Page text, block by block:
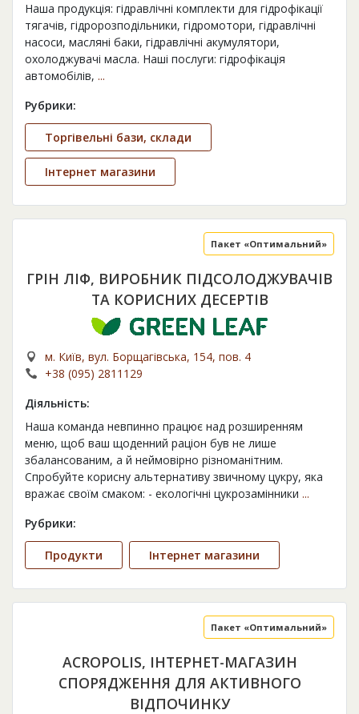
Наша продукція: гідравлічні комплекти для гідрофікації
тягачів, гідророзподільники, гідромотори, гідравлічні
насоси, масляні баки, гідравлічні акумулятори,
охолоджувачі масла. Наші послуги: гідрофікація
автомобілів, ...
Рубрики:
Торгівельні бази, склади
Інтернет магазини
ГРІН ЛІФ, ВИРОБНИК ПІДСОЛОДЖУВАЧІВ
ТА КОРИСНИХ ДЕСЕРТІВ
Пакет «Оптимальний»
м. Київ, вул. Борщагівська, 154, пов. 4
+38 (095) 2811129
Діяльність:
Наша команда невпинно працює над розширенням
меню, щоб ваш щоденний раціон був не лише
збалансованим, а й неймовірно різноманітним.
Спробуйте корисну альтернативу звичному цукру, яка
вражає своїм смаком: - екологічні цукрозамінники ...
Рубрики:
Продукти Інтернет магазини
ACROPOLIS, ІНТЕРНЕТ-МАГАЗИН
СПОРЯДЖЕННЯ ДЛЯ АКТИВНОГО
ВІДПОЧИНКУ
Пакет «Оптимальний»